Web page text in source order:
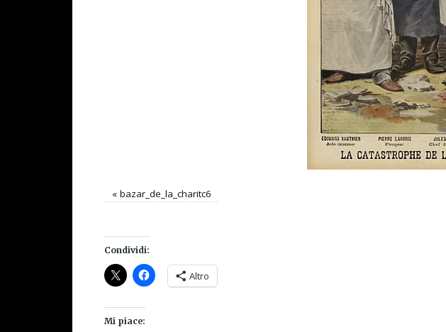
« bazar_de_la_charitc6
Condividi:
Altro
Mi piace: